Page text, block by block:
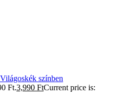
színben
Ft.3,990 FtCurrent price is: